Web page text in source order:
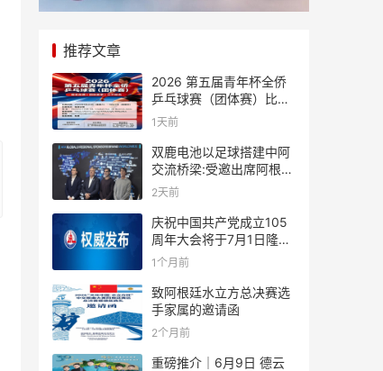
推荐文章
2026 第五届青年杯全侨
乒乓球赛（团体赛）比赛
规则
1天前
双鹿电池以足球搭建中阿
交流桥梁:受邀出席阿根廷
足协赞助商招待会！
2天前
庆祝中国共产党成立105
周年大会将于7月1日隆重
举行
1个月前
致阿根廷水立方总决赛选
手家属的邀请函
2个月前
重磅推介｜6月9日 德云